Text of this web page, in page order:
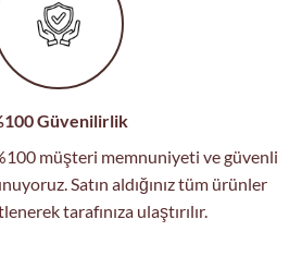
Güvenilirlik
müşteri memnuniyeti ve güvenli
Satın aldığınız tüm ürünler
tarafınıza ulaştırılır.